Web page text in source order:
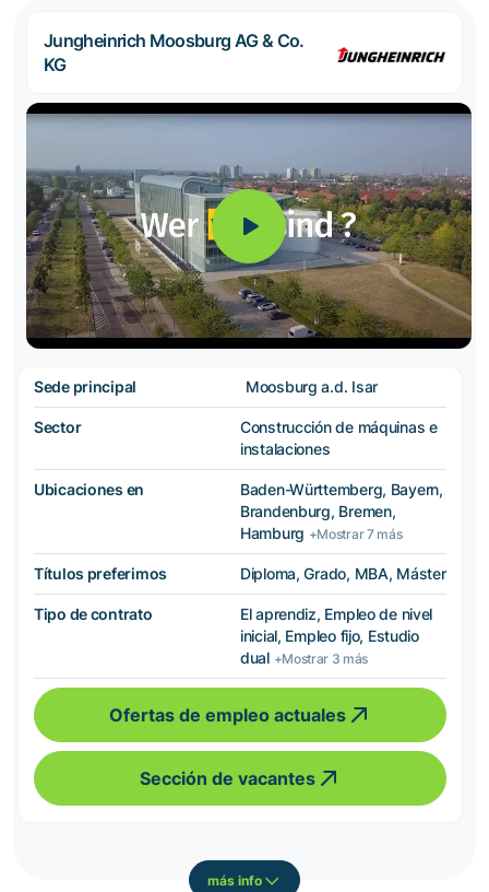
Jungheinrich Moosburg AG & Co.
KG
Sede principal Moosburg a.d. Isar
Sector
Construcción de máquinas e
instalaciones
Ubicaciones en
Baden-Württemberg, Bayern,
Brandenburg, Bremen,
Hamburg +Mostrar 7 más
Títulos preferimos Diploma, Grado, MBA, Máster
Tipo de contrato
El aprendiz, Empleo de nivel
inicial, Empleo fijo, Estudio
dual +Mostrar 3 más
Ofertas de empleo actuales
Sección de vacantes
más info